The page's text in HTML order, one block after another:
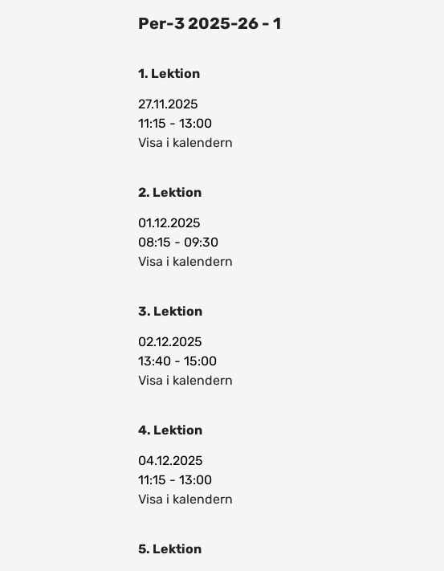
Per-3 2025-26 - 1
1. Lektion
27.11.2025
11:15 - 13:00
Visa i kalendern
2. Lektion
01.12.2025
08:15 - 09:30
Visa i kalendern
3. Lektion
02.12.2025
13:40 - 15:00
Visa i kalendern
4. Lektion
04.12.2025
11:15 - 13:00
Visa i kalendern
5. Lektion